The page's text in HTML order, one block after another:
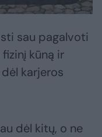
sau pagalvoti
kūną ir
karjeros
dėl kitų, o ne